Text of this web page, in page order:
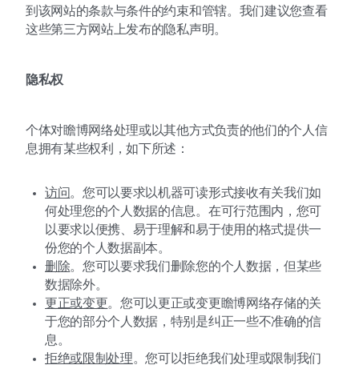
到该网站的条款与条件的约束和管辖。我们建议您查看
这些第三方网站上发布的隐私声明。
隐私权
个体对瞻博网络处理或以其他方式负责的他们的个人信
息拥有某些权利，如下所述：
访问 。您可以要求以机器可读形式接收有关我们如
何处理您的个人数据的信息。在可行范围内，您可
以要求以便携、易于理解和易于使用的格式提供一
份您的个人数据副本。
删除。您可以要求我们删除您的个人数据，但某些
数据除外。
更正或变更 。您可以更正或变更瞻博网络存储的关
于您的部分个人数据，特别是纠正一些不准确的信
息。
拒绝或限制处理。您可以拒绝我们处理或限制我们